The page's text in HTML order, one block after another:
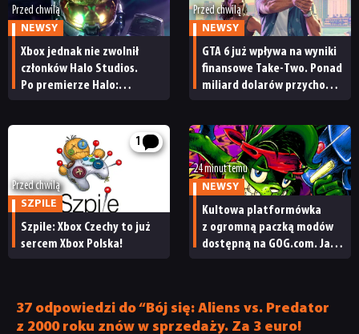
Przed chwilą
NEWSY
Xbox jednak nie zwolnił
członków Halo Studios.
Po premierze Halo:
Przed chwilą
NEWSY
GTA 6 już wpływa na wyniki
finansowe Take-Two. Ponad
miliard dolarów przychodu
1
Przed chwilą
SZPILE
Szpile: Xbox Czechy to już
sercem Xbox Polska!
24 minut temu
NEWSY
Kultowa platformówka
z ogromną paczką modów
dostępną na GOG.com. Jazz
37 odpowiedzi do “Bój się: Aliens vs. Predator
z 2000 roku znów w sprzedaży. Za 3 euro!